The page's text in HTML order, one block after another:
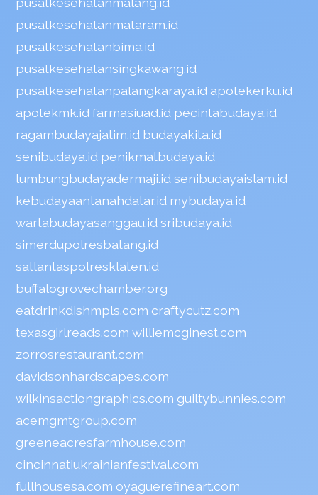
pusatkesehatanmataram.id
pusatkesehatanbima.id
pusatkesehatansingkawang.id
pusatkesehatanpalangkaraya.id apotekerku.id
apotekmk.id farmasiuad.id pecintabudaya.id
ragambudayajatim.id budayakita.id
senibudaya.id penikmatbudaya.id
lumbungbudayadermaji.id senibudayaislam.id
kebudayaantanahdatar.id mybudaya.id
wartabudayasanggau.id sribudaya.id
simerdupolresbatang.id
satlantaspolresklaten.id
buffalogrovechamber.org
eatdrinkdishmpls.com craftycutz.com
texasgirlreads.com williemcginest.com
zorrosrestaurant.com
davidsonhardscapes.com
wilkinsactiongraphics.com guiltybunnies.com
acemgmtgroup.com
greeneacresfarmhouse.com
cincinnatiukrainianfestival.com
fullhousesa.com oyaguerefineart.com